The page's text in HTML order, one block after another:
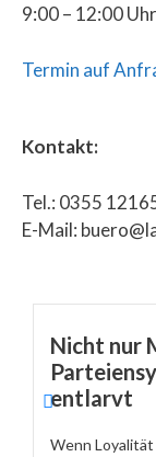
9:00 – 12:00
Termin auf
Kontakt:
Tel.: 0355
E-Mail:
Nicht nur
entlarvt
Wenn